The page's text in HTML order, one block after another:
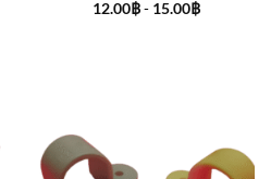
12.00฿- 15.00฿